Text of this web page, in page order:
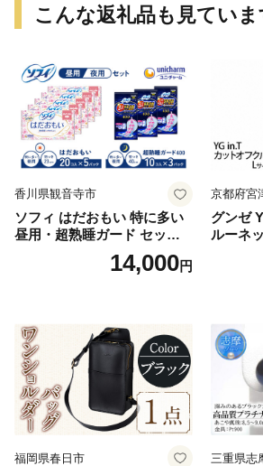
こんな返礼品も見ていま
香川県観音寺市
ソフィ はだおもい 特に多い
昼用・超熟睡ガード セット
羽付き ナプキン 生理用品 サ
ニタリー ユニ・チャーム
14,000円
京都府宮
グンゼ
ルーネ
ージュ
福岡県春日市 三重県志